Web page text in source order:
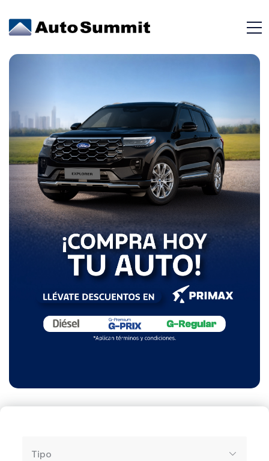
Parachoque
Delantero Y
Trasero Off-Road
Tipo